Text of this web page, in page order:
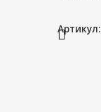
Артикул: